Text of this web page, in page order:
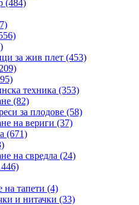
(484)
за жив плет (453)
техника (353)
(82)
за плодове (58)
на вериги (37)
(671)
на свредла (24)
тапети (4)
и нитачки (33)